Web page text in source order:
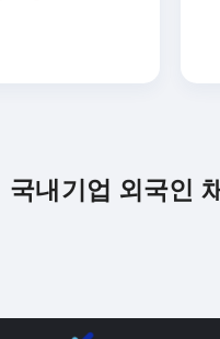
국내기업 외국인